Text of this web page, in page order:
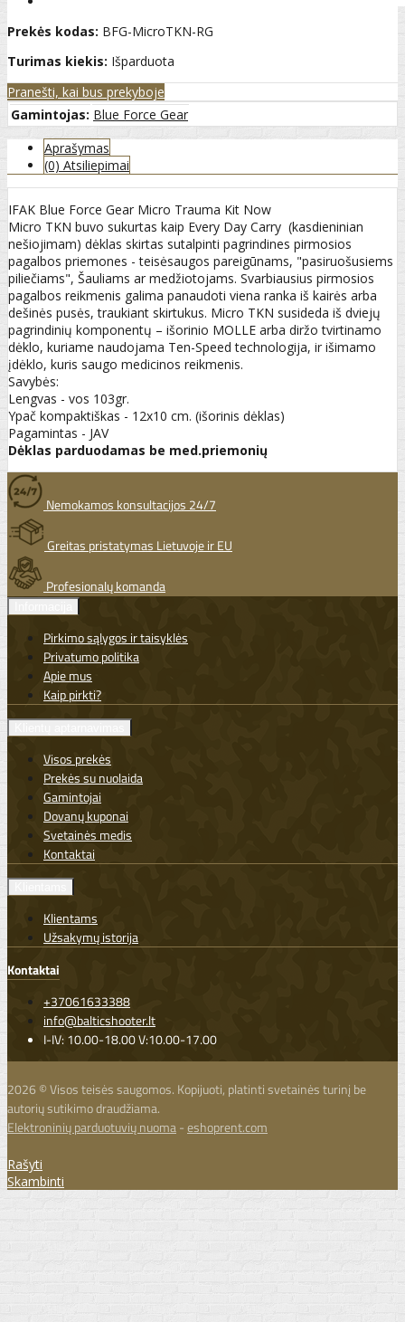
Prekės kodas: BFG-MicroTKN-RG
Turimas kiekis: Išparduota
Pranešti, kai bus prekyboje
Gamintojas: Blue Force Gear
Aprašymas
(0) Atsiliepimai
IFAK Blue Force Gear Micro Trauma Kit Now
Micro TKN buvo sukurtas kaip Every Day Carry (kasdieninian
nešiojimam) dėklas skirtas sutalpinti pagrindines pirmosios
pagalbos priemones - teisėsaugos pareigūnams, "pasiruošusiems
piliečiams", Šauliams ar medžiotojams. Svarbiausius pirmosios
pagalbos reikmenis galima panaudoti viena ranka iš kairės arba
dešinės pusės, traukiant skirtukus. Micro TKN susideda iš dviejų
pagrindinių komponentų – išorinio MOLLE arba diržo tvirtinamo
dėklo, kuriame naudojama Ten-Speed technologija, ir išimamo
įdėklo, kuris saugo medicinos reikmenis.
Savybės:
Lengvas - vos 103gr.
Ypač kompaktiškas - 12x10 cm. (išorinis dėklas)
Pagamintas - JAV
Dėklas parduodamas be med.priemonių
Nemokamos konsultacijos 24/7
Greitas pristatymas Lietuvoje ir EU
Profesionalų komanda
Pirkimo sąlygos ir taisyklės
Privatumo politika
Apie mus
Kaip pirkti?
Visos prekės
Prekės su nuolaida
Gamintojai
Dovanų kuponai
Svetainės medis
Kontaktai
Klientams
Užsakymų istorija
Kontaktai
+37061633388
info@balticshooter.lt
I-IV: 10.00-18.00 V:10.00-17.00
2026 © Visos teisės saugomos. Kopijuoti, platinti svetainės turinį be
autorių sutikimo draudžiama.
Elektroninių parduotuvių nuoma-eshoprent.com
Rašyti
Skambinti